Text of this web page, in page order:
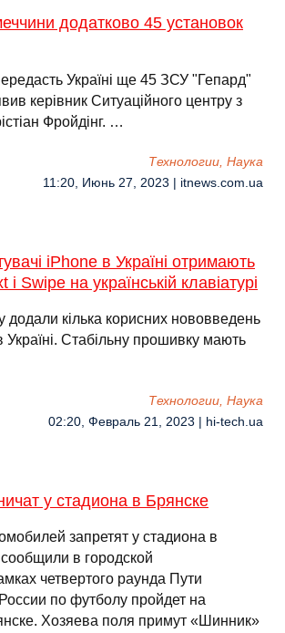
додатково 45 установок
Україні ще 45 ЗСУ "Гепард"
керівник Ситуаційного центру з
Фройдінг. …
Технологии, Наука
11:20, Июнь 27, 2023 | itnews.com.ua
iPhone в Україні отримають
Swipe на українській клавіатурі
кілька корисних нововведень
Україні. Стабільну прошивку мають
Технологии, Наука
02:20, Февраль 21, 2023 | hi-tech.ua
у стадиона в Брянске
запретят у стадиона в
в городской
четвертого раунда Пути
по футболу пройдет на
Хозяева поля примут «Шинник»